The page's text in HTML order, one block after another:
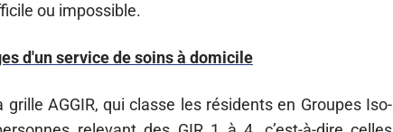
ou impossible.
d'un service de soins à domicile
AGGIR, qui classe les résidents en Groupes Iso-